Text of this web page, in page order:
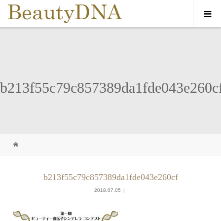
b213f55c79c857389da1fde043e260cf
2018.07.05